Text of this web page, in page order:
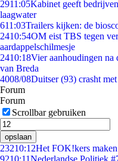
2911:05Kabinet geeft
laagwater
611:03Trailers kijken: de
2410:54OM eist TBS tegen
aardappelschilmesje
2410:18Vier aanhoudingen na
van Breda
4008/08Duitser (93) crasht
Forum
Forum
Scrollbar gebruiken
opslaan
23210:12Het FOK!kers
9210:11Nederlandse Politiek